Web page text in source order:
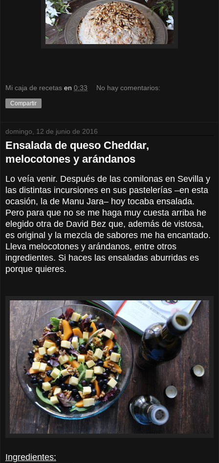
Mi caja de recetas en 0:33 No hay comentarios:
Compartir
domingo, 12 de junio de 2016
Ensalada de queso Cheddar,
melocotones y arándanos
Lo veía venir. Después de las comilonas en Sevilla y
las distintas incursiones en sus pastelerías –en esta
ocasión, la de Manu Jara– hoy tocaba ensalada.
Pero para que no se me haga muy cuesta arriba he
elegido otra de David Bez que, además de vistosa,
es original y la mezcla de sabores me ha encantado.
Lleva melocotones y arándanos, entre otros
ingredientes. Si haces las ensaladas aburridas es
porque quieres.
Ingredientes: